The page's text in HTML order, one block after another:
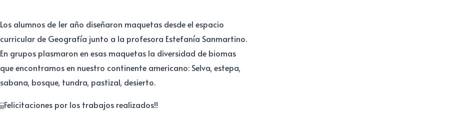
Los alumnos de 1er año diseñaron maquetas desde el espacio
curricular de Geografía junto a la profesora Estefanía Sanmartino.
En grupos plasmaron en esas maquetas la diversidad de biomas
que encontramos en nuestro continente americano: Selva, estepa,
sabana, bosque, tundra, pastizal, desierto.
¡¡Felicitaciones por los trabajos realizados!!